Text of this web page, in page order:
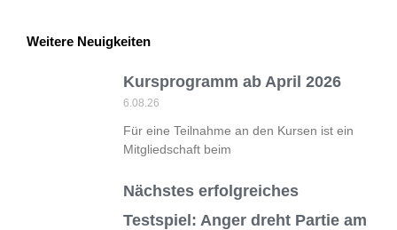
Weitere Neuigkeiten
Kursprogramm ab April 2026
6.08.26
Für eine Teilnahme an den Kursen ist ein
Mitgliedschaft beim
Nächstes erfolgreiches
Testspiel: Anger dreht Partie am